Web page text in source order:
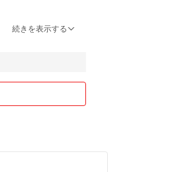
続きを表示する